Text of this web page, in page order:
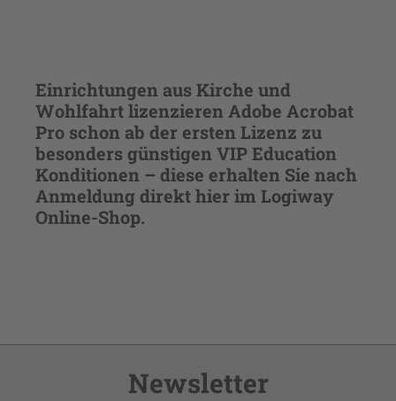
Einrichtungen aus Kirche und
Wohlfahrt lizenzieren Adobe Acrobat
Pro schon ab der ersten Lizenz zu
besonders günstigen VIP Education
Konditionen – diese erhalten Sie nach
Anmeldung direkt hier im Logiway
Online-Shop.
Newsletter